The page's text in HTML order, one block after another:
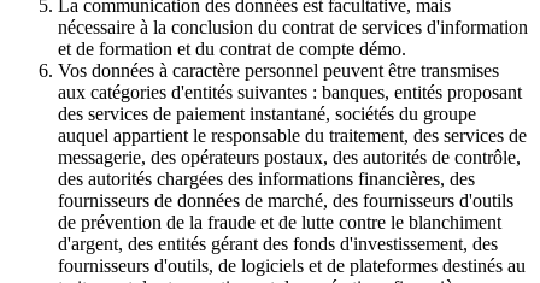
La communication des données est facultative, mais
nécessaire à la conclusion du contrat de services d'information
et de formation et du contrat de compte démo.
Vos données à caractère personnel peuvent être transmises
aux catégories d'entités suivantes : banques, entités proposant
des services de paiement instantané, sociétés du groupe
auquel appartient le responsable du traitement, des services de
messagerie, des opérateurs postaux, des autorités de contrôle,
des autorités chargées des informations financières, des
fournisseurs de données de marché, des fournisseurs d'outils
de prévention de la fraude et de lutte contre le blanchiment
d'argent, des entités gérant des fonds d'investissement, des
fournisseurs d'outils, de logiciels et de plateformes destinés au